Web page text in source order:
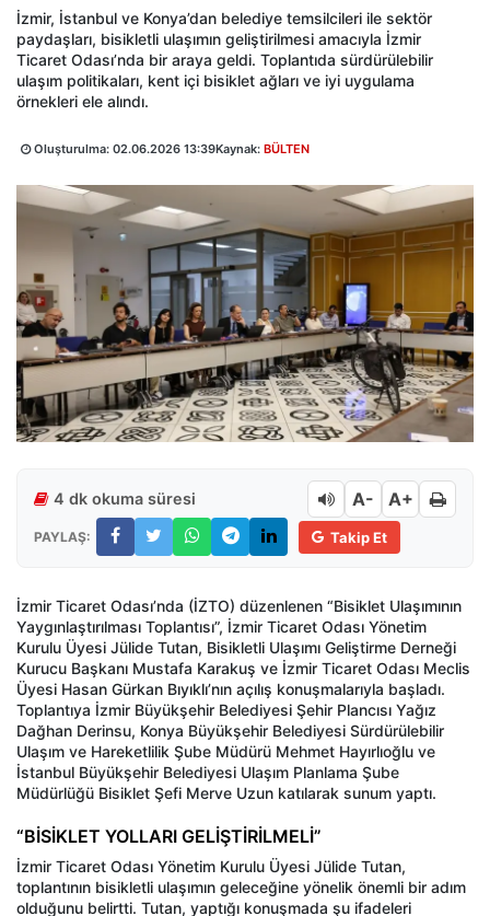
İzmir, İstanbul ve Konya’dan belediye temsilcileri ile sektör
paydaşları, bisikletli ulaşımın geliştirilmesi amacıyla İzmir
Ticaret Odası’nda bir araya geldi. Toplantıda sürdürülebilir
ulaşım politikaları, kent içi bisiklet ağları ve iyi uygulama
örnekleri ele alındı.
Oluşturulma: 02.06.2026 13:39Kaynak: BÜLTEN
4 dk okuma süresi A- A+
PAYLAŞ: Takip Et
İzmir Ticaret Odası’nda (İZTO) düzenlenen “Bisiklet Ulaşımının
Yaygınlaştırılması Toplantısı”, İzmir Ticaret Odası Yönetim
Kurulu Üyesi Jülide Tutan, Bisikletli Ulaşımı Geliştirme Derneği
Kurucu Başkanı Mustafa Karakuş ve İzmir Ticaret Odası Meclis
Üyesi Hasan Gürkan Bıyıklı’nın açılış konuşmalarıyla başladı.
Toplantıya İzmir Büyükşehir Belediyesi Şehir Plancısı Yağız
Dağhan Derinsu, Konya Büyükşehir Belediyesi Sürdürülebilir
Ulaşım ve Hareketlilik Şube Müdürü Mehmet Hayırlıoğlu ve
İstanbul Büyükşehir Belediyesi Ulaşım Planlama Şube
Müdürlüğü Bisiklet Şefi Merve Uzun katılarak sunum yaptı.
“BİSİKLET YOLLARI GELİŞTİRİLMELİ”
İzmir Ticaret Odası Yönetim Kurulu Üyesi Jülide Tutan,
toplantının bisikletli ulaşımın geleceğine yönelik önemli bir adım
olduğunu belirtti. Tutan, yaptığı konuşmada şu ifadeleri